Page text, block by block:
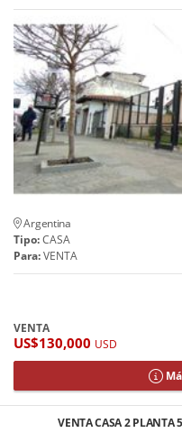
Argentina
Tipo:CASA
Para:VENTA
VENTA
US$130,000 USD
VENTA CASA 2 PLANTA